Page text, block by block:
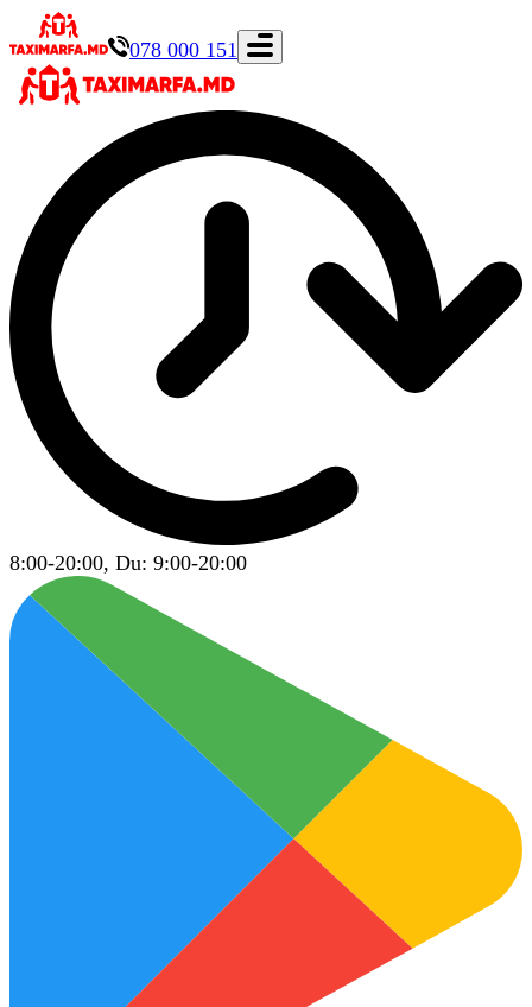
078 000 151
8:00-20:00, Du: 9:00-20:00